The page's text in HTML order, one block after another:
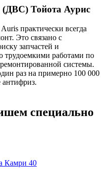
(ДВС) Тойота Аурис
практически всегда
Это связано с
запчастей и
трудоемкими работами по
системы.
раз на примерно 100 000
антифриз.
специально
Камри 40